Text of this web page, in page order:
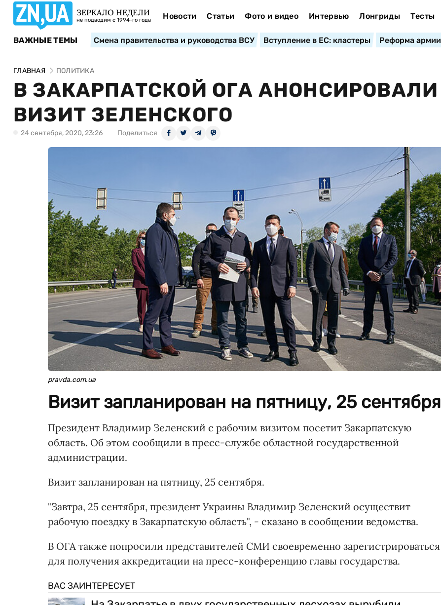
ЗЕРКАЛО НЕДЕЛИ
не подводим с 1994-го года Новости Статьи Фото и видео Интервью Лонгриды Тесты
ВАЖНЫЕ ТЕМЫ Смена правительства и руководства ВСУ Вступление в ЕС: кластеры Реформа армии
ГЛАВНАЯ ПОЛИТИКА
В ЗАКАРПАТСКОЙ ОГА АНОНСИРОВАЛИ
ВИЗИТ ЗЕЛЕНСКОГО
24 сентября, 2020, 23:26 Поделиться
pravda.com.ua
Визит запланирован на пятницу, 25 сентября
Президент Владимир Зеленский с рабочим визитом посетит Закарпатскую
область. Об этом сообщили в пресс-службе областной государственной
администрации.
Визит запланирован на пятницу, 25 сентября.
"Завтра, 25 сентября, президент Украины Владимир Зеленский осуществит
рабочую поездку в Закарпатскую область", - сказано в сообщении ведомства.
В ОГА также попросили представителей СМИ своевременно зарегистрироваться
для получения аккредитации на пресс-конференцию главы государства.
ВАС ЗАИНТЕРЕСУЕТ